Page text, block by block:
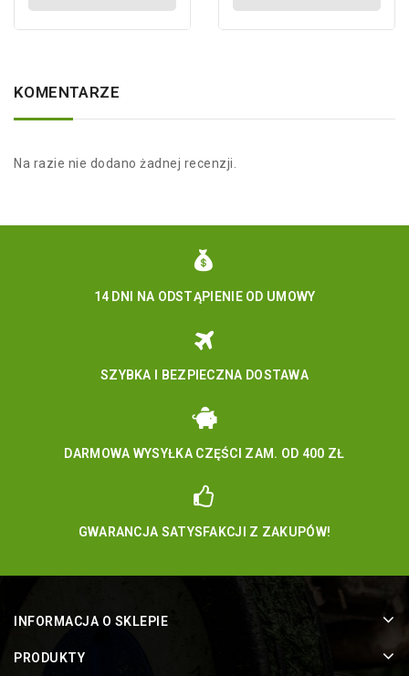
KOMENTARZE
Na razie nie dodano żadnej recenzji.
14 DNI NA ODSTĄPIENIE OD UMOWY
SZYBKA I BEZPIECZNA DOSTAWA
DARMOWA WYSYŁKA CZĘŚCI ZAM. OD 400 ZŁ
GWARANCJA SATYSFAKCJI Z ZAKUPÓW!
INFORMACJA O SKLEPIE
PRODUKTY